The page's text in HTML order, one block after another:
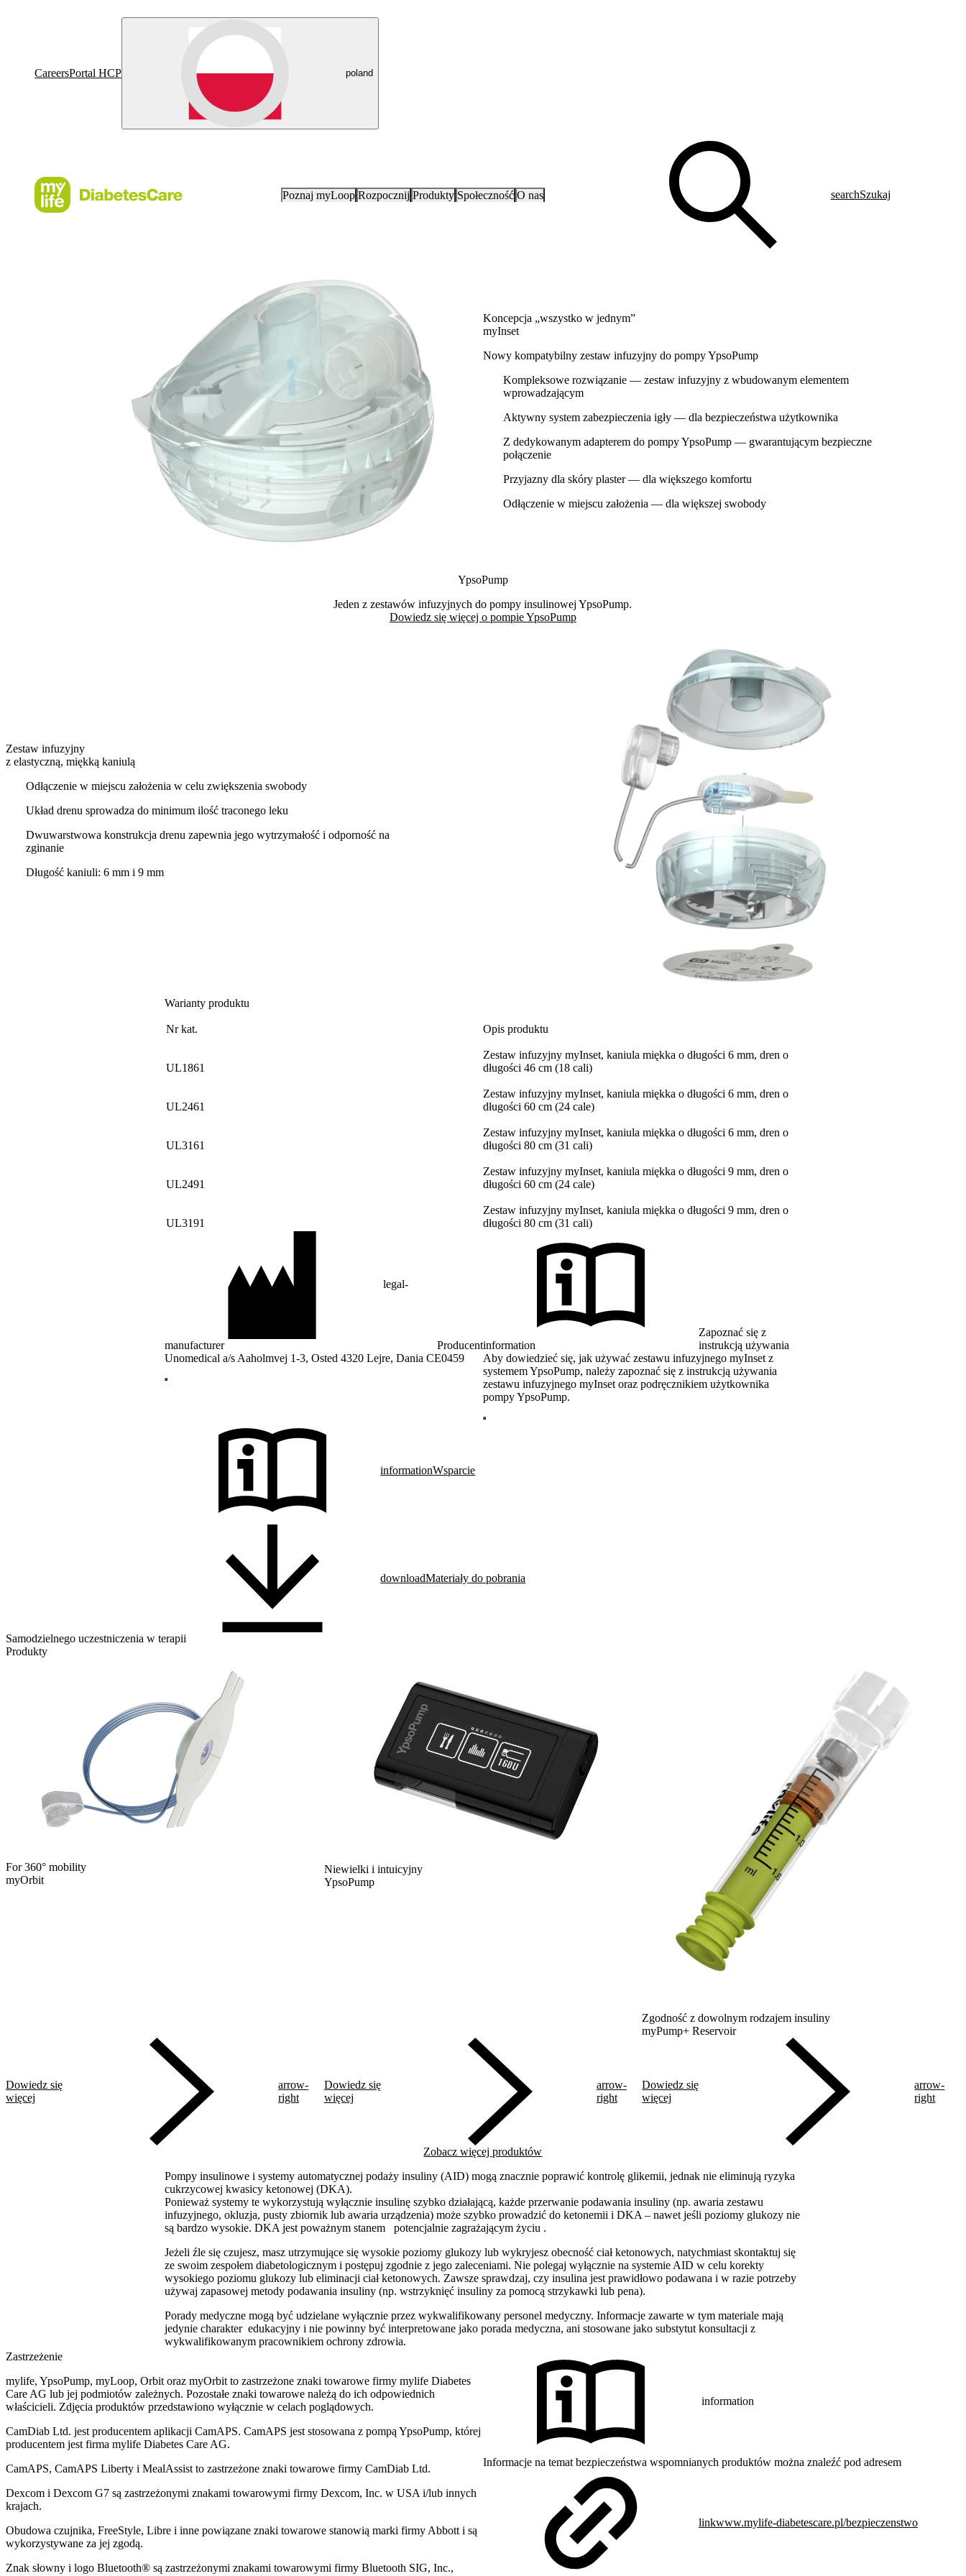
CareersPortal HCP poland
Poznaj myLoop Rozpocznij Produkty Społeczność O nas searchSzukaj
Koncepcja „wszystko w jednym”
myInset
Nowy kompatybilny zestaw infuzyjny do pompy YpsoPump
Kompleksowe rozwiązanie — zestaw infuzyjny z wbudowanym elementem
wprowadzającym
Aktywny system zabezpieczenia igły — dla bezpieczeństwa użytkownika
Z dedykowanym adapterem do pompy YpsoPump — gwarantującym bezpieczne
połączenie
Przyjazny dla skóry plaster — dla większego komfortu
Odłączenie w miejscu założenia — dla większej swobody
YpsoPump
Jeden z zestawów infuzyjnych do pompy insulinowej YpsoPump.
Dowiedz się więcej o pompie YpsoPump
Zestaw infuzyjny
z elastyczną, miękką kaniulą
Odłączenie w miejscu założenia w celu zwiększenia swobody
Układ drenu sprowadza do minimum ilość traconego leku
Dwuwarstwowa konstrukcja drenu zapewnia jego wytrzymałość i odporność na
zginanie
Długość kaniuli: 6 mm i 9 mm
Warianty produktu
Nr kat. Opis produktu
UL1861
Zestaw infuzyjny myInset, kaniula miękka o długości 6 mm, dren o
długości 46 cm (18 cali)
UL2461
Zestaw infuzyjny myInset, kaniula miękka o długości 6 mm, dren o
długości 60 cm (24 cale)
UL3161
Zestaw infuzyjny myInset, kaniula miękka o długości 6 mm, dren o
długości 80 cm (31 cali)
UL2491
Zestaw infuzyjny myInset, kaniula miękka o długości 9 mm, dren o
długości 60 cm (24 cale)
UL3191
Zestaw infuzyjny myInset, kaniula miękka o długości 9 mm, dren o
długości 80 cm (31 cali)
legal-
manufacturer
Producent
Unomedical a/s Aaholmvej 1-3, Osted 4320 Lejre, Dania CE0459
information
Zapoznać się z
instrukcją używania
Aby dowiedzieć się, jak używać zestawu infuzyjnego myInset z
systemem YpsoPump, należy zapoznać się z instrukcją używania
zestawu infuzyjnego myInset oraz podręcznikiem użytkownika
pompy YpsoPump.
informationWsparcie
downloadMateriały do pobrania
Samodzielnego uczestniczenia w terapii
Produkty
For 360° mobility
myOrbit
Dowiedz się
więcej
arrow-
right
Niewielki i intuicyjny
YpsoPump
Dowiedz się
więcej
arrow-
right
Zgodność z dowolnym rodzajem insuliny
myPump+ Reservoir
Dowiedz się
więcej
arrow-
right
Zobacz więcej produktów
Pompy insulinowe i systemy automatycznej podaży insuliny (AID) mogą znacznie poprawić kontrolę glikemii, jednak nie eliminują ryzyka
cukrzycowej kwasicy ketonowej (DKA).
Ponieważ systemy te wykorzystują wyłącznie insulinę szybko działającą, każde przerwanie podawania insuliny (np. awaria zestawu
infuzyjnego, okluzja, pusty zbiornik lub awaria urządzenia) może szybko prowadzić do ketonemii i DKA – nawet jeśli poziomy glukozy nie
są bardzo wysokie. DKA jest poważnym stanem potencjalnie zagrażającym życiu .
Jeżeli źle się czujesz, masz utrzymujące się wysokie poziomy glukozy lub wykryjesz obecność ciał ketonowych, natychmiast skontaktuj się
ze swoim zespołem diabetologicznym i postępuj zgodnie z jego zaleceniami. Nie polegaj wyłącznie na systemie AID w celu korekty
wysokiego poziomu glukozy lub eliminacji ciał ketonowych. Zawsze sprawdzaj, czy insulina jest prawidłowo podawana i w razie potrzeby
używaj zapasowej metody podawania insuliny (np. wstrzyknięć insuliny za pomocą strzykawki lub pena).
Porady medyczne mogą być udzielane wyłącznie przez wykwalifikowany personel medyczny. Informacje zawarte w tym materiale mają
jedynie charakter edukacyjny i nie powinny być interpretowane jako porada medyczna, ani stosowane jako substytut konsultacji z
wykwalifikowanym pracownikiem ochrony zdrowia.
Zastrzeżenie
mylife, YpsoPump, myLoop, Orbit oraz myOrbit to zastrzeżone znaki towarowe firmy mylife Diabetes
Care AG lub jej podmiotów zależnych. Pozostałe znaki towarowe należą do ich odpowiednich
właścicieli. Zdjęcia produktów przedstawiono wyłącznie w celach poglądowych.
CamDiab Ltd. jest producentem aplikacji CamAPS. CamAPS jest stosowana z pompą YpsoPump, której
producentem jest firma mylife Diabetes Care AG.
CamAPS, CamAPS Liberty i MealAssist to zastrzeżone znaki towarowe firmy CamDiab Ltd.
Dexcom i Dexcom G7 są zastrzeżonymi znakami towarowymi firmy Dexcom, Inc. w USA i/lub innych
krajach.
Obudowa czujnika, FreeStyle, Libre i inne powiązane znaki towarowe stanowią marki firmy Abbott i są
wykorzystywane za jej zgodą.
Znak słowny i logo Bluetooth® są zastrzeżonymi znakami towarowymi firmy Bluetooth SIG, Inc.,
information
Informacje na temat bezpieczeństwa wspomnianych produktów można znaleźć pod adresem
linkwww.mylife-diabetescare.pl/bezpieczenstwo